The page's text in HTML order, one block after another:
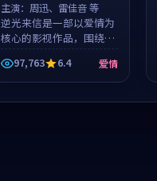
主演： 周迅、雷佳音 等
逆光来信是一部以爱情为
核心的影视作品，围绕危
机、反转与人物成长展
开，整体节奏紧凑，值得
推荐观看。
97,763 6.4 爱情